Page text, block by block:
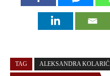
TAG ALEKSANDRA KOLARIĆ